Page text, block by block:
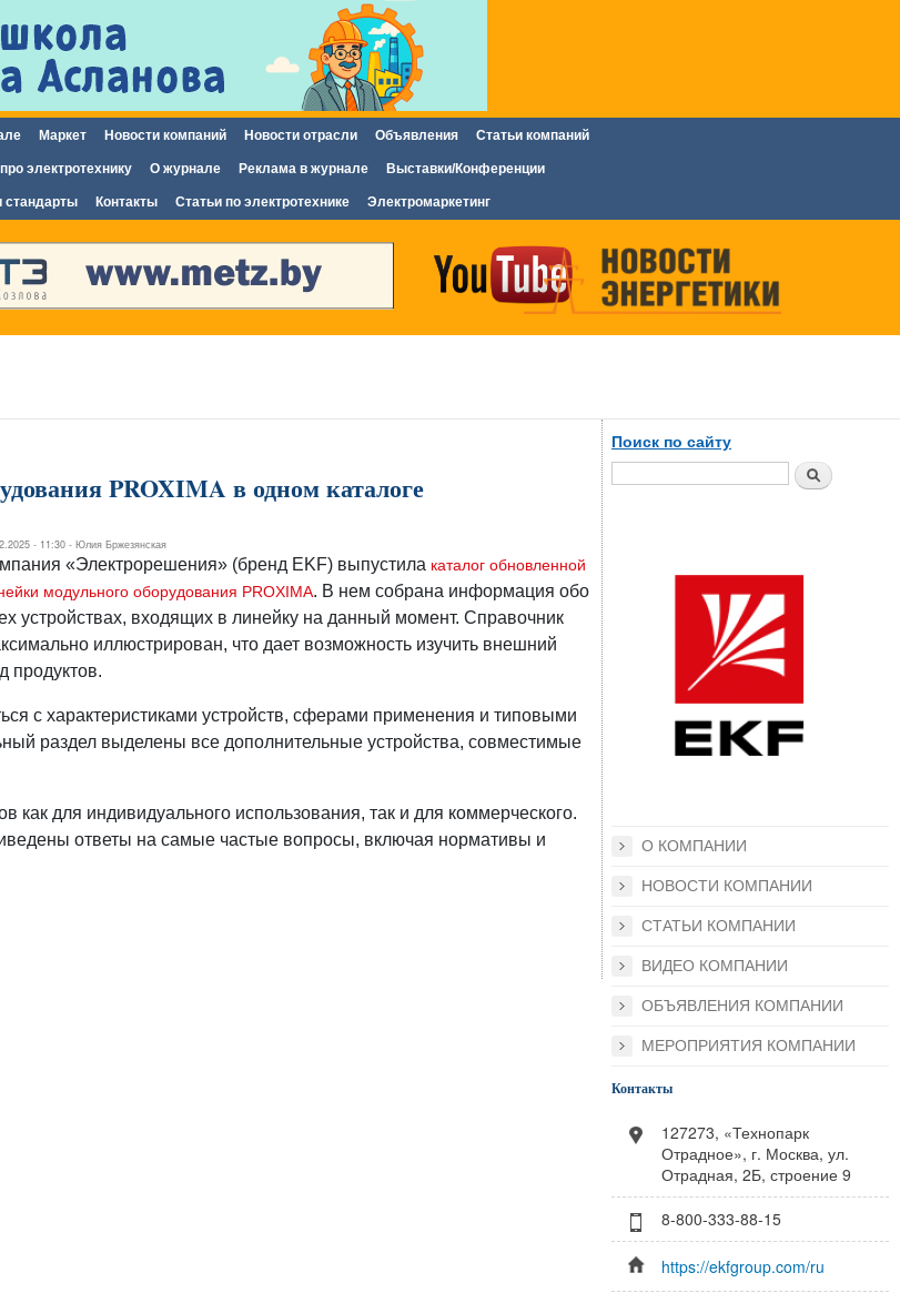
основному
содержанию
Маркет Новости компаний Новости отрасли Объявления Статьи компаний
электротехнику О журнале Реклама в журнале Выставки/Конференции
стандарты Контакты Статьи по электротехнике Электромаркетинг
PROXIMA в одном каталоге
- 11:30 - Юлия Бржезянская
«Электрорешения» (бренд EKF) выпустила каталог обновленной
модульного оборудования PROXIMA. В нем собрана информация обо
устройствах, входящих в линейку на данный момент. Справочник
иллюстрирован, что дает возможность изучить внешний
продуктов.
с характеристиками устройств, сферами применения и типовыми
раздел выделены все дополнительные устройства, совместимые
для индивидуального использования, так и для коммерческого.
ответы на самые частые вопросы, включая нормативы и
Поиск по сайту
Поиск
О КОМПАНИИ
НОВОСТИ КОМПАНИИ
СТАТЬИ КОМПАНИИ
ВИДЕО КОМПАНИИ
ОБЪЯВЛЕНИЯ КОМПАНИИ
МЕРОПРИЯТИЯ КОМПАНИИ
Контакты
127273, «Технопарк
Отрадное», г. Москва, ул.
Отрадная, 2Б, строение 9
8-800-333-88-15
https://ekfgroup.com/ru